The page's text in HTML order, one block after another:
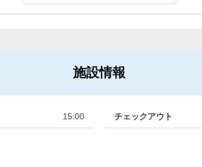
施設情報
15:00 チェックアウト